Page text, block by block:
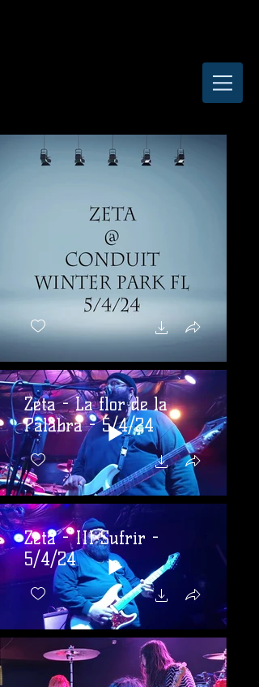
Zeta - La flor de la
Palabra - 5/4/24
Zeta - III Sufrir -
5/4/24